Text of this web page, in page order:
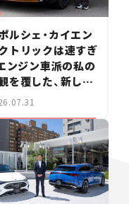
ルシェ・カイエン
トリックは速すぎ
ンジン車派の私の
を覆した、新しい
ェの走り。